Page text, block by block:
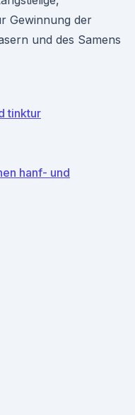
Gewinnung der
und des Samens
tinktur
hanf- und